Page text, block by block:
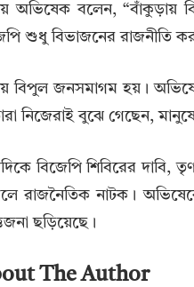
অভিষেক বলেন, “বাঁকুড়ায়
শুধু বিভাজনের রাজনীতি
বিপুল জনসমাগম হয়।
নিজেরাই বুঝে গেছেন,
বিজেপি শিবিরের
রাজনৈতিক নাটক।
ছড়িয়েছে।
The Author